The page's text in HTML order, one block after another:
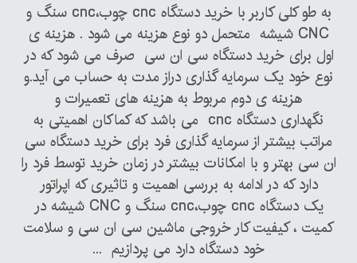
به طو کلی کاربر با خرید دستگاه cnc چوب،cnc سنگ و
CNC شیشه متحمل دو نوع هزینه می شود . هزینه ی
اول برای خرید دستگاه سی ان سی صرف می شود که در
نوع خود یک سرمایه گذاری دراز مدت به حساب می آید.و
هزینه ی دوم مربوط به هزینه های تعمیرات و
نگهداری دستگاه cnc می باشد که کماکان اهمیتی به
مراتب بیشتر از سرمایه گذاری فرد برای خرید دستگاه سی
ان سی بهتر و با امکانات بیشتر در زمان خرید توسط فرد را
دارد که در ادامه به بررسی اهمیت و تاثیری که اپراتور
یک دستگاه cnc چوب،cnc سنگ و CNC شیشه در
کمیت ، کیفیت کار خروجی ماشین سی ان سی و سلامت
خود دستگاه دارد می پردازیم ...